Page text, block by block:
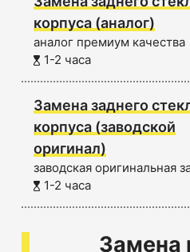
корпуса (аналог)
аналог премиум качества
1-2 часа
Замена заднего
корпуса (заводской
оригинал)
заводская оригинальная
1-2 часа
Замена